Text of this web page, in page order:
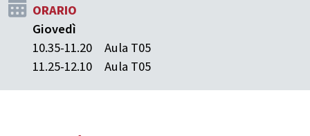
ORARIO
Giovedì
10.35-11.20
Aula T05
11.25-12.10
Aula T05